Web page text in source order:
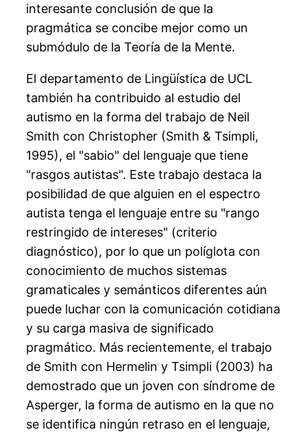
interesante conclusión de que la
pragmática se concibe mejor como un
submódulo de la Teoría de la Mente.
El departamento de Lingüística de UCL
también ha contribuido al estudio del
autismo en la forma del trabajo de Neil
Smith con Christopher (Smith & Tsimpli,
1995), el "sabio" del lenguaje que tiene
"rasgos autistas". Este trabajo destaca la
posibilidad de que alguien en el espectro
autista tenga el lenguaje entre su "rango
restringido de intereses" (criterio
diagnóstico), por lo que un políglota con
conocimiento de muchos sistemas
gramaticales y semánticos diferentes aún
puede luchar con la comunicación cotidiana
y su carga masiva de significado
pragmático. Más recientemente, el trabajo
de Smith con Hermelin y Tsimpli (2003) ha
demostrado que un joven con síndrome de
Asperger, la forma de autismo en la que no
se identifica ningún retraso en el lenguaje,